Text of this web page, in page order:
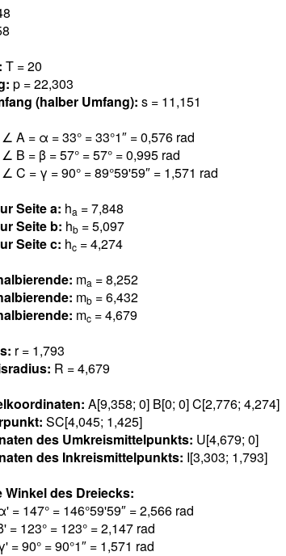
8
8
T = 20
p = 22,303
(halber Umfang): s = 11,151
∠ A = α = 33° = 33°1″ = 0,576rad
∠ B = β = 57° = 57° = 0,995rad
∠ C = γ = 90° = 89°59'59″ = 1,571 rad
Seite a: ha = 7,848
Seite b: hb= 5,097
Seite c: hc= 4,274
ma = 8,252
mb= 6,432
mc= 4,679
r = 1,793
R = 4,679
A[9,358; 0] B[0; 0] C[2,776; 4,274]
SC[4,045; 1,425]
des Umkreismittelpunkts: U[4,679; 0]
des Inkreismittelpunkts: I[3,303; 1,793]
Winkel des Dreiecks:
= 147° = 146°59'59″ = 2,566rad
= 123° = 123° = 2,147rad
= 90° = 90°1″ = 1,571 rad